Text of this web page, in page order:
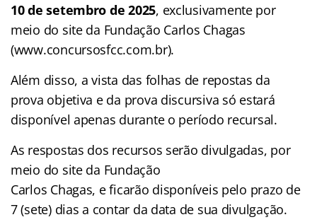
10 de setembro de 2025, exclusivamente por
meio do site da Fundação Carlos Chagas
(www.concursosfcc.com.br).
Além disso, a vista das folhas de repostas da
prova objetiva e da prova discursiva só estará
disponível apenas durante o período recursal.
As respostas dos recursos serão divulgadas, por
meio do site da Fundação
Carlos Chagas, e ficarão disponíveis pelo prazo de
7 (sete) dias a contar da data de sua divulgação.